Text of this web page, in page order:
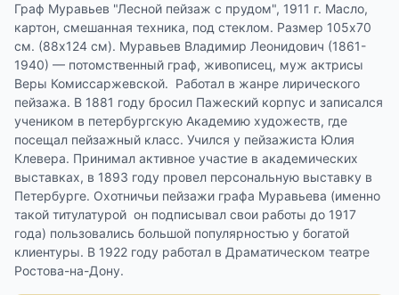
Граф Муравьев "Лесной пейзаж с прудом", 1911 г. Масло,
картон, смешанная техника, под стеклом. Размер 105х70
см. (88х124 см). Муравьев Владимир Леонидович (1861-
1940) — потомственный граф, живописец, муж актрисы
Веры Комиссаржевской. Работал в жанре лирического
пейзажа. В 1881 году бросил Пажеский корпус и записался
учеником в петербургскую Академию художеств, где
посещал пейзажный класс. Учился у пейзажиста Юлия
Клевера. Принимал активное участие в академических
выставках, в 1893 году провел персональную выставку в
Петербурге. Охотничьи пейзажи графа Муравьева (именно
такой титулатурой он подписывал свои работы до 1917
года) пользовались большой популярностью у богатой
клиентуры. В 1922 году работал в Драматическом театре
Ростова-на-Дону.